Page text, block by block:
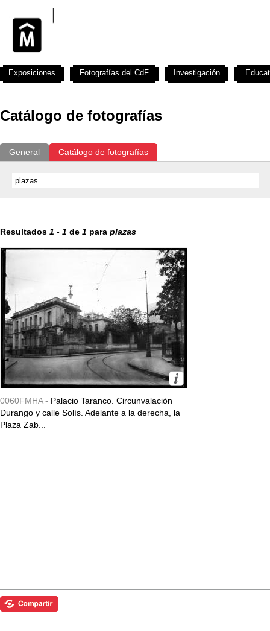
Catálogo de fotografías
General Catálogo de fotografías
Resultados 1 - 1 de 1 para plazas
0060FMHA - Palacio Taranco. Circunvalación
Durango y calle Solís. Adelante a la derecha, la
Plaza Zab...
Exposiciones Fotografías del CdF Investigación